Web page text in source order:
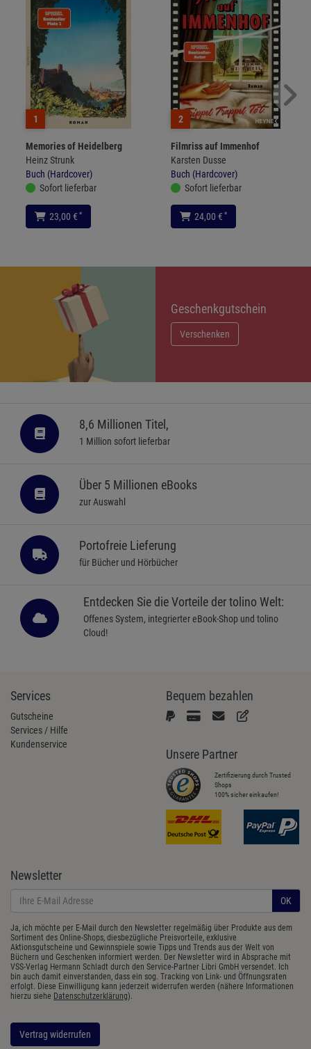
1
Memories of Heidelberg
Heinz Strunk
Buch (Hardcover)
Sofort lieferbar
23,00 € *
2
Filmriss auf Immenhof
Karsten Dusse
Buch (Hardcover)
Sofort lieferbar
24,00 € *
Geschenkgutschein
Verschenken
8,6 Millionen Titel,
1 Million sofort lieferbar
Über 5 Millionen eBooks
zur Auswahl
Portofreie Lieferung
für Bücher und Hörbücher
Entdecken Sie die Vorteile der tolino Welt:
Offenes System, integrierter eBook-Shop und tolino
Cloud!
Services
Gutscheine
Services / Hilfe
Kundenservice
Bequem bezahlen
Unsere Partner
Zertifizierung durch Trusted
Shops
100% sicher einkaufen!
Newsletter
OK
Ja, ich möchte per E-Mail durch den Newsletter regelmäßig über Produkte aus dem
Sortiment des Online-Shops, diesbezügliche Preisvorteile, exklusive
Aktionsgutscheine und Gewinnspiele sowie Tipps und Trends aus der Welt von
Büchern und Geschenken informiert werden. Der Newsletter wird in Absprache mit
VSS-Verlag Hermann Schladt durch den Service-Partner Libri GmbH versendet. Ich
bin auch damit einverstanden, dass ein sog. Tracking von Link- und Öffnungsraten
erfolgt. Diese Einwilligung kann jederzeit widerrufen werden (nähere Informationen
hierzu siehe Datenschutzerklärung).
Vertrag widerrufen